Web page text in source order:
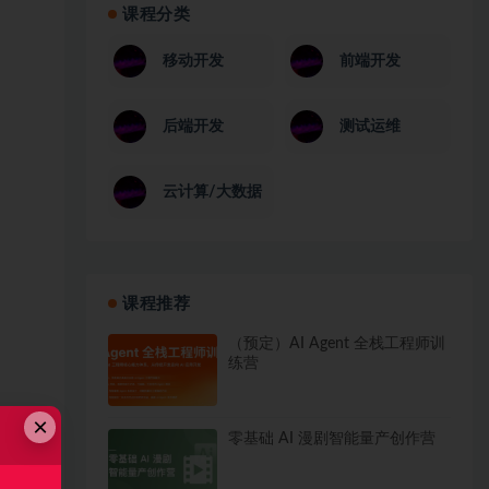
课程分类
移动开发 前端开发
后端开发 测试运维
云计算/大数据
课程推荐
（预定）AI Agent 全栈工程师训
练营
零基础 AI 漫剧智能量产创作营
×